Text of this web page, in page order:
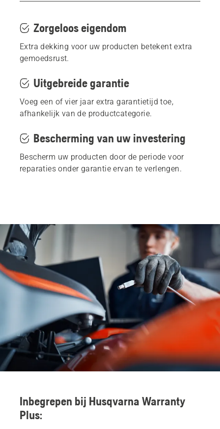
Zorgeloos eigendom
Extra dekking voor uw producten betekent extra
gemoedsrust.
Uitgebreide garantie
Voeg een of vier jaar extra garantietijd toe,
afhankelijk van de productcategorie.
Bescherming van uw investering
Bescherm uw producten door de periode voor
reparaties onder garantie ervan te verlengen.
Inbegrepen bij Husqvarna Warranty
Plus: